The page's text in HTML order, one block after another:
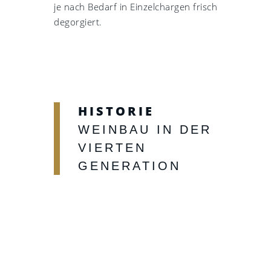
je nach Bedarf in Einzelchargen frisch
degorgiert.
HISTORIE
WEINBAU IN DER
VIERTEN
GENERATION